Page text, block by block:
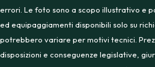
errori. Le foto sono a scopo illustrativo e
ed equipaggiamenti disponibili solo su
potrebbero variare per motivi tecnici.
disposizioni e conseguenze legislative,